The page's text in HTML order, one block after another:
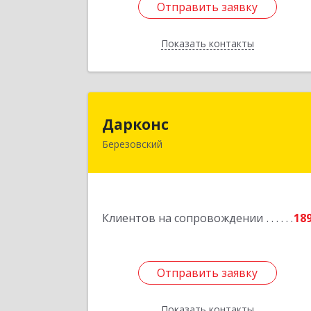
Отправить заявку
Показать контакты
Отправить заявку
Назад
Дарконс
Березовский
Клиентов на сопровождении
Отправить заявку
Отправить заявку